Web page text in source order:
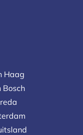
Haag
Bosch